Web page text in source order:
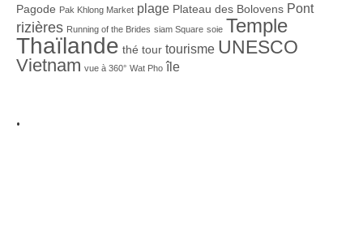
Pagode Pak Khlong Market plage Plateau des Bolovens Pont
rizières Running of the Brides siam Square soie Temple
Thaïlande thé tour tourisme UNESCO
Vietnam vue à 360° Wat Pho île
.